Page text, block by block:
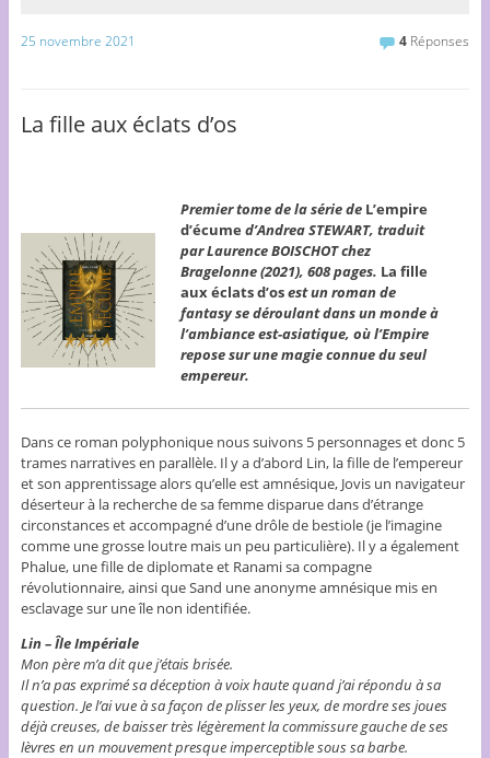
25 novembre 2021 4 Réponses
La fille aux éclats d’os
Premier tome de la série de L’empire
d’écume d’Andrea STEWART, traduit
par Laurence BOISCHOT chez
Bragelonne (2021), 608 pages. La fille
aux éclats d’osest un roman de
fantasy se déroulant dans un monde à
l’ambiance est-asiatique, où l’Empire
repose sur une magie connue du seul
empereur.
Dans ce roman polyphonique nous suivons 5 personnages et donc 5
trames narratives en parallèle. Il y a d’abord Lin, la fille de l’empereur
et son apprentissage alors qu’elle est amnésique, Jovis un navigateur
déserteur à la recherche de sa femme disparue dans d’étrange
circonstances et accompagné d’une drôle de bestiole (je l’imagine
comme une grosse loutre mais un peu particulière). Il y a également
Phalue, une fille de diplomate et Ranami sa compagne
révolutionnaire, ainsi que Sand une anonyme amnésique mis en
esclavage sur une île non identifiée.
Lin –Île Impériale
Mon père m’a dit que j’étais brisée.
Il n’a pas exprimé sa déception à voix haute quand j’ai répondu à sa
question. Je l’ai vue à sa façon de plisser les yeux, de mordre ses joues
déjà creuses, de baisser très légèrement la commissure gauche de ses
lèvres en un mouvement presque imperceptible sous sa barbe.